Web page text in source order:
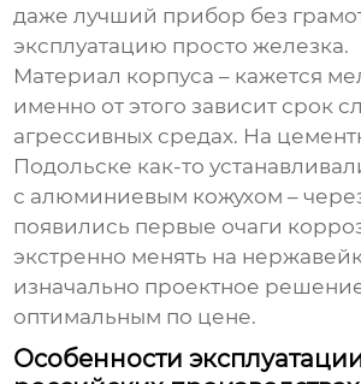
даже лучший прибор без
эксплуатацию просто железка.
Материал корпуса – кажется
именно от этого зависит срок
агрессивных средах. На
Подольске как-то
с алюминиевым кожухом –
появились первые очаги
экстренно менять на
изначально проектное
оптимальным по цене.
Особенности